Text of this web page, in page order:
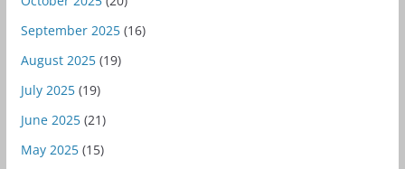
September 2025(16)
August 2025(19)
July 2025(19)
June 2025(21)
May 2025(15)